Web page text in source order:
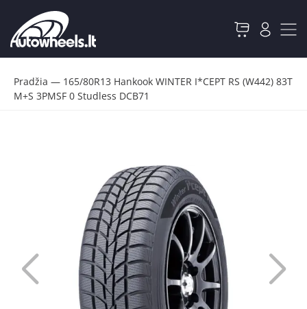
Pradžia — 165/80R13 Hankook WINTER I*CEPT RS (W442) 83T
M+S 3PMSF 0 Studless DCB71